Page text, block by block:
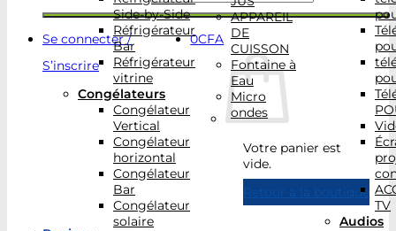
Se connecter /
S’inscrire
0CFA
Votre panier est
vide.
Retour à la boutique
Side-by-Side
Réfrigérateur
Bar
Réfrigérateur
vitrine
Congélateurs
Congélateur
Vertical
Congélateur
horizontal
Congélateur
Bar
Congélateur
solaire
APPAREIL
DE
CUISSON
Fontaine à
Eau
Micro
ondes
TV
Audios